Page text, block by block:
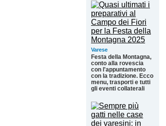
Varese
Festa della Montagna,
conto alla rovescia
con l'appuntamento
con la tradizione. Ecco
menu, trasporti e tutti
gli eventi collaterali